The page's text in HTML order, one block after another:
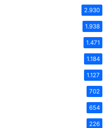
2.930
1.938
1.471
1.184
1.127
702
654
226